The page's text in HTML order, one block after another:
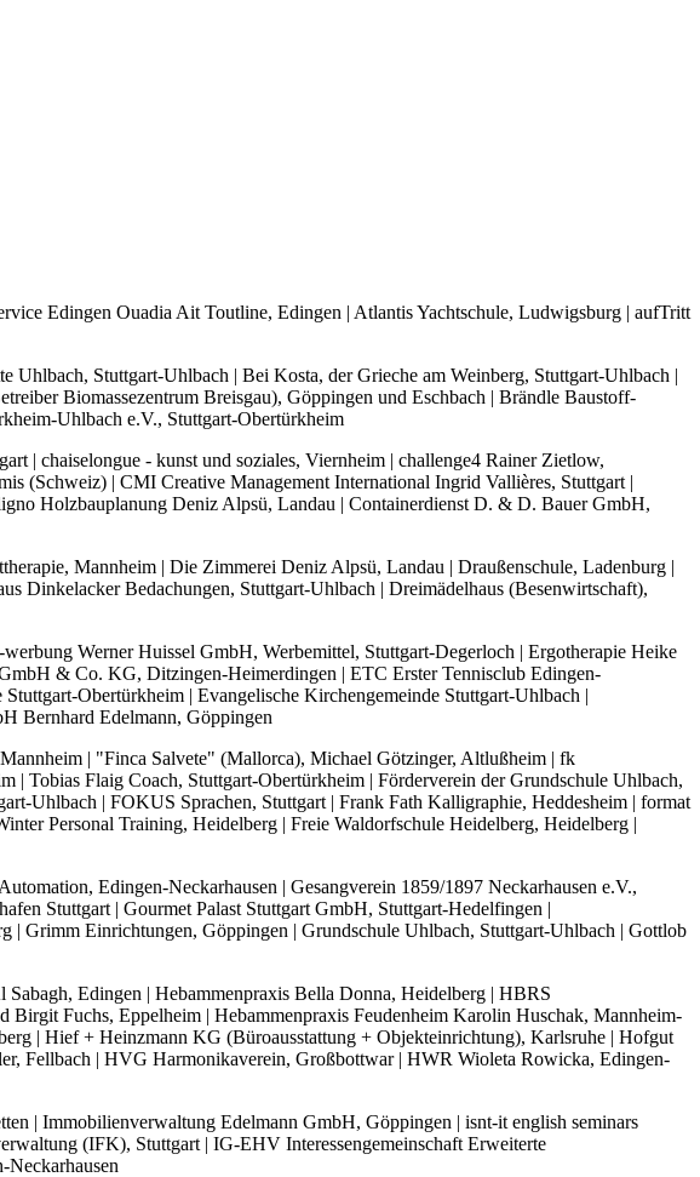
Edingen Ouadia Ait Toutline, Edingen | Atlantis Yachtschule, Ludwigsburg | aufTritt
Stuttgart-Uhlbach | Bei Kosta, der Grieche am Weinberg, Stuttgart-Uhlbach |
Biomassezentrum Breisgau), Göppingen und Eschbach | Brändle Baustoff-
Uhlbach e.V., Stuttgart-Obertürkheim
| chaiselongue - kunst und soziales, Viernheim | challenge4 Rainer Zietlow,
(Schweiz) | CMI Creative Management International Ingrid Vallières, Stuttgart |
Holzbauplanung Deniz Alpsü, Landau | Containerdienst D. & D. Bauer GmbH,
Mannheim | Die Zimmerei Deniz Alpsü, Landau | Draußenschule, Ladenburg |
Bedachungen, Stuttgart-Uhlbach | Dreimädelhaus (Besenwirtschaft),
Werner Huissel GmbH, Werbemittel, Stuttgart-Degerloch | Ergotherapie Heike
& Co. KG, Ditzingen-Heimerdingen | ETC Erster Tennisclub Edingen-
Obertürkheim | Evangelische Kirchengemeinde Stuttgart-Uhlbach |
Bernhard Edelmann, Göppingen
| "Finca Salvete" (Mallorca), Michael Götzinger, Altlußheim | fk
| Tobias Flaig Coach, Stuttgart-Obertürkheim | Förderverein der Grundschule Uhlbach,
Uhlbach | FOKUS Sprachen, Stuttgart | Frank Fath Kalligraphie, Heddesheim | format
Personal Training, Heidelberg | Freie Waldorfschule Heidelberg, Heidelberg |
Edingen-Neckarhausen | Gesangverein 1859/1897 Neckarhausen e.V.,
Stuttgart | Gourmet Palast Stuttgart GmbH, Stuttgart-Hedelfingen |
Grimm Einrichtungen, Göppingen | Grundschule Uhlbach, Stuttgart-Uhlbach | Gottlob
Edingen | Hebammenpraxis Bella Donna, Heidelberg | HBRS
Fuchs, Eppelheim | Hebammenpraxis Feudenheim Karolin Huschak, Mannheim-
| Hief + Heinzmann KG (Büroausstattung + Objekteinrichtung), Karlsruhe | Hofgut
Fellbach | HVG Harmonikaverein, Großbottwar | HWR Wioleta Rowicka, Edingen-
| Immobilienverwaltung Edelmann GmbH, Göppingen | isnt-it english seminars
(IFK), Stuttgart | IG-EHV Interessengemeinschaft Erweiterte
Neckarhausen